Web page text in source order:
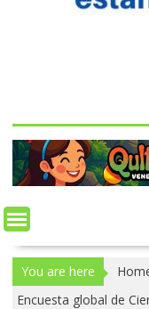
You are here
Encuesta global de